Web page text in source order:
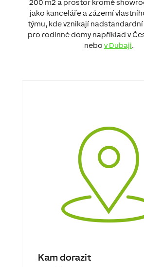
200 m2 a prostor kromě
jako kanceláře a zázemí
týmu, kde vznikají
pro rodinné domy například v
nebo v Dubaji.
Kam dorazit